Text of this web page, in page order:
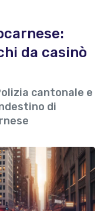
da casinò
cantonale e
di